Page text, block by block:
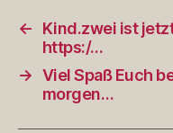
←
Kind.zwei ist
https:/…
→ Viel Spaß Euch
morgen…